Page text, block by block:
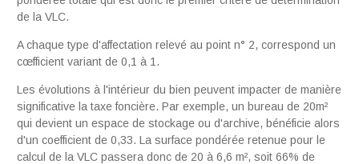
de la VLC.
A chaque type d'affectation relevé au point n° 2, correspond un
cœfficient variant de 0,1 à 1.
Les évolutions à l'intérieur du bien peuvent impacter de manière
significative la taxe foncière. Par exemple, un bureau de 20m²
qui devient un espace de stockage ou d'archive, bénéficie alors
d'un coefficient de 0,33. La surface pondérée retenue pour le
calcul de la VLC passera donc de 20 à 6,6 m², soit 66% de